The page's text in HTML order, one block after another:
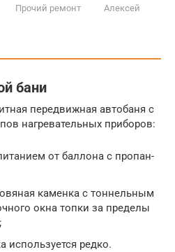
Прочий ремонт
Алексей
бани
передвижная автобаня с
нагревательных приборов:
от баллона с пропан-
каменка с тоннельным
окна топки за пределы
используется редко.